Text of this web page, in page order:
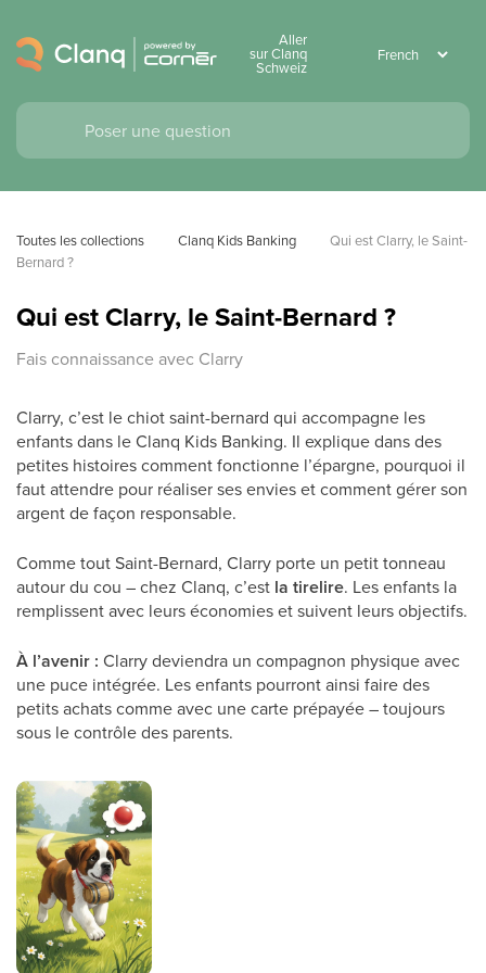
Aller
sur Clanq
Schweiz
Toutes les collections Clanq Kids Banking
Qui est Clarry, le Saint-
Bernard ?
Qui est Clarry, le Saint-Bernard ?
Fais connaissance avec Clarry
Clarry, c’est le chiot saint-bernard qui accompagne les
enfants dans le Clanq Kids Banking. Il explique dans des
petites histoires comment fonctionne l’épargne, pourquoi il
faut attendre pour réaliser ses envies et comment gérer son
argent de façon responsable.
Comme tout Saint-Bernard, Clarry porte un petit tonneau
autour du cou – chez Clanq, c’est la tirelire. Les enfants la
remplissent avec leurs économies et suivent leurs objectifs.
À l’avenir : Clarry deviendra un compagnon physique avec
une puce intégrée. Les enfants pourront ainsi faire des
petits achats comme avec une carte prépayée – toujours
sous le contrôle des parents.